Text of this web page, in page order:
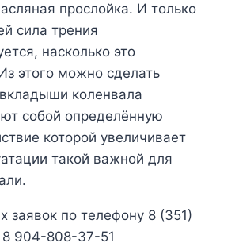
прослойка. И только
сила трения
насколько это
этого можно сделать
коленвала
собой определённую
которой увеличивает
такой важной для
по телефону 8 (351)
904-808-37-51